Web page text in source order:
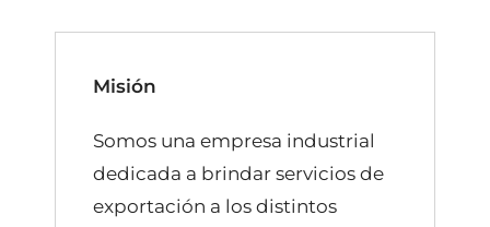
Misión
Somos una empresa industrial
dedicada a brindar servicios de
exportación a los distintos